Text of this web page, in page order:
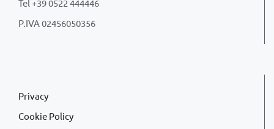
Tel +39 0522 444446
P.IVA 02456050356
Privacy
Cookie Policy